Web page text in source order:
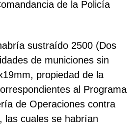
de la Policía
sustraído 2500 (Dos
de municiones sin
propiedad de la
al Programa
de Operaciones contra
las cuales se habrían